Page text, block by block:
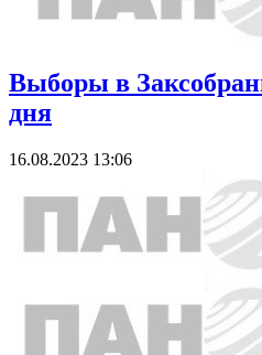
Выборы в
дня
16.08.2023 13:06